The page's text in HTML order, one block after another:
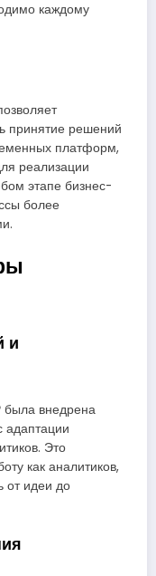
каждому
принятие решений
платформ,
реализации
этапе бизнес-
более
и
была внедрена
адаптации
Это
как аналитиков,
от идеи до